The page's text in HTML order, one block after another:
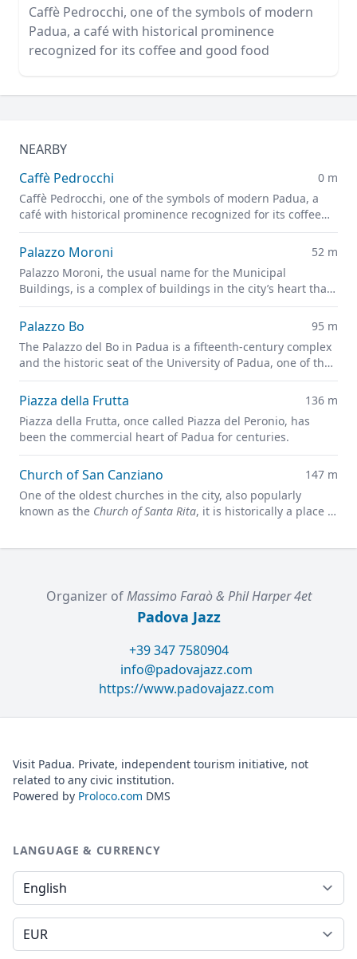
Caffè Pedrocchi, one of the symbols of modern
Padua, a café with historical prominence
recognized for its coffee and good food
NEARBY
Caffè Pedrocchi
0 m
Caffè Pedrocchi, one of the symbols of modern Padua, a
café with historical prominence recognized for its coffee
and good food
Palazzo Moroni
52 m
Palazzo Moroni, the usual name for the Municipal
Buildings, is a complex of buildings in the city’s heart that
house the offices of the Municipality of Padua.
Palazzo Bo
95 m
The Palazzo del Bo in Padua is a fifteenth-century complex
and the historic seat of the University of Padua, one of the
oldest universities in the world.
Piazza della Frutta
136 m
Piazza della Frutta, once called Piazza del Peronio, has
been the commercial heart of Padua for centuries.
Church of San Canziano
147 m
One of the oldest churches in the city, also popularly
known as the Church of Santa Rita, it is historically a place of
Organizer ofMassimo Faraò & Phil Harper 4et
Padova Jazz
+39 347 7580904
info@padovajazz.com
https://www.padovajazz.com
Visit Padua. Private, independent tourism initiative, not
related to any civic institution.
Powered by Proloco.com DMS
LANGUAGE & CURRENCY
Language
Currency